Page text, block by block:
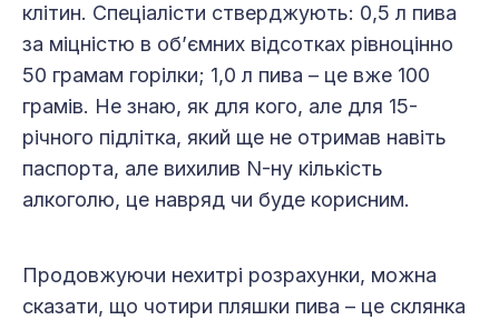
клітин. Спеціалісти стверджують: 0,5 л пива
за міцністю в об’ємних відсотках рівноцінно
50 грамам горілки; 1,0 л пива – це вже 100
грамів. Не знаю, як для кого, але для 15-
річного підлітка, який ще не отримав навіть
паспорта, але вихилив N-ну кількість
алкоголю, це навряд чи буде корисним.
Продовжуючи нехитрі розрахунки, можна
сказати, що чотири пляшки пива – це склянка